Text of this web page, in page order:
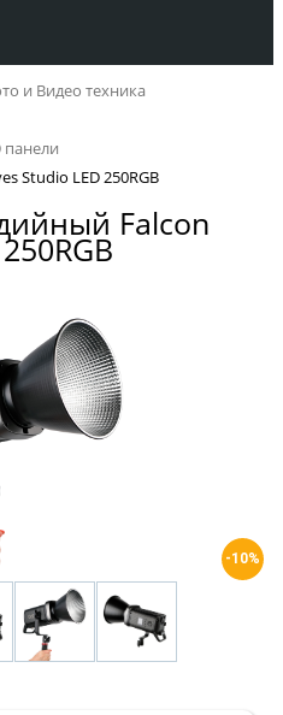
и Видео техника
панели
Studio LED 250RGB
Falcon
-10%